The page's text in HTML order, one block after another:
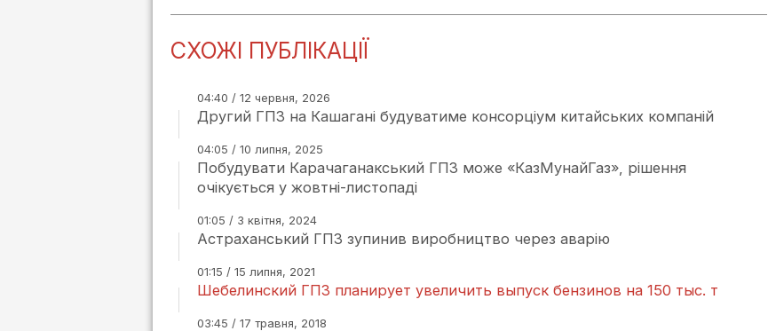
СХОЖІ ПУБЛІКАЦІЇ
04:40 / 12 червня, 2026
Другий ГПЗ на Кашагані будуватиме консорціум китайських компаній
04:05 / 10 липня, 2025
Побудувати Карачаганакський ГПЗ може «КазМунайГаз», рішення
очікується у жовтні-листопаді
01:05 / 3 квітня, 2024
Астраханський ГПЗ зупинив виробництво через аварію
01:15 / 15 липня, 2021
Шебелинский ГПЗ планирует увеличить выпуск бензинов на 150 тыс. т
03:45 / 17 травня, 2018